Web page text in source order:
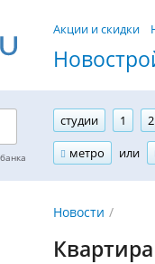
Акции и скидки
студии 1 2
метро
или
Новости